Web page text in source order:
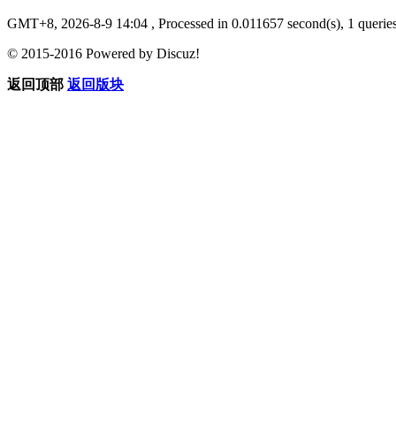
GMT+8, 2026-8-9 14:04 , Processed in 0.011657 second(s), 1
© 2015-2016 Powered by Discuz!
返回顶部 返回版块